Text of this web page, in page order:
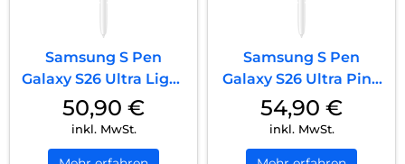
Samsung S Pen
Galaxy S26 Ultra Light
Blue
50,90 €
inkl. MwSt.
Samsung S Pen
Galaxy S26 Ultra Pink
Gold
54,90 €
inkl. MwSt.